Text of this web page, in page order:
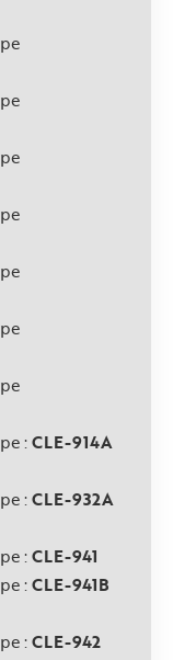
:CLE-914A
:CLE-932A
:CLE-941
:CLE-941B
:CLE-942